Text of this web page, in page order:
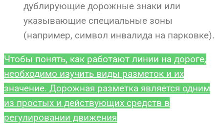
дублирующие дорожные знаки или
указывающие специальные зоны
(например, символ инвалида на парковке).
Чтобы понять, как работают линии на дороге,
необходимо изучить виды разметок и их
значение. Дорожная разметка является одним
из простых и действующих средств в
регулировании движения